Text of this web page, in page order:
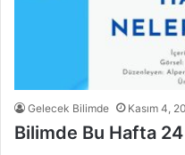
Gelecek Bilimde Kasım 4,
Bilimde Bu Hafta